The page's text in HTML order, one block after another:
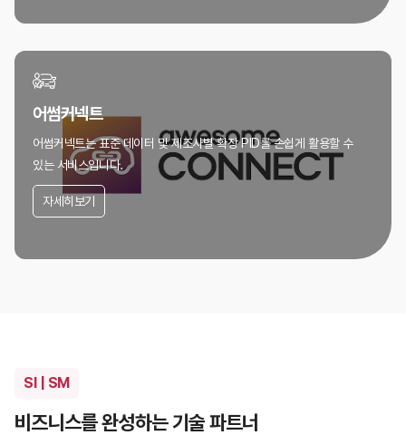
어썸커넥트
어썸커넥트는 표준 데이터 및 제조사별 확장 PID를손쉽게 활용할 수
있는 서비스입니다.
자세히보기
SI | SM
비즈니스를 완성하는 기술 파트너